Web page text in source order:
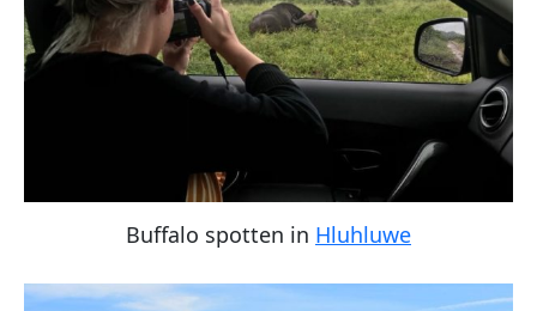
Buffalo spotten in Hluhluwe